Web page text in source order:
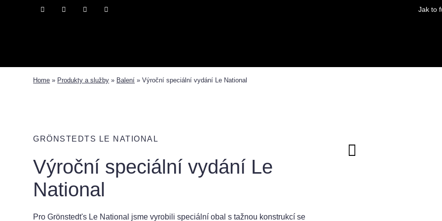
Jak to
Home » Produkty a služby » Balení »Výroční speciální vydání Le National
GRÖNSTEDTS LE NATIONAL
Výroční speciální vydání Le
National
Pro Grönstedt's Le National jsme vyrobili speciální obal s tažnou konstrukcí se